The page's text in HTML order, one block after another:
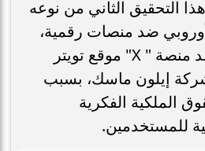
التحقيق الثاني من نوعه
ضد منصات رقمية،
بعد أن فتح تحقيقًا ضد منصة " X" موقع تويتر
إيلون ماسك، بسبب
الملكية الفكرية
للمستخدمين.